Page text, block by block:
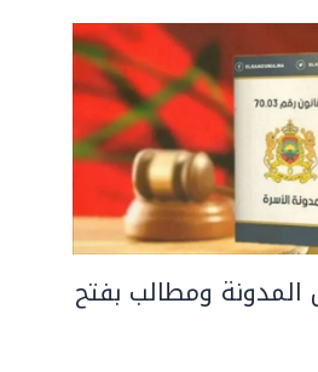
المدونة ومطالب بفتح